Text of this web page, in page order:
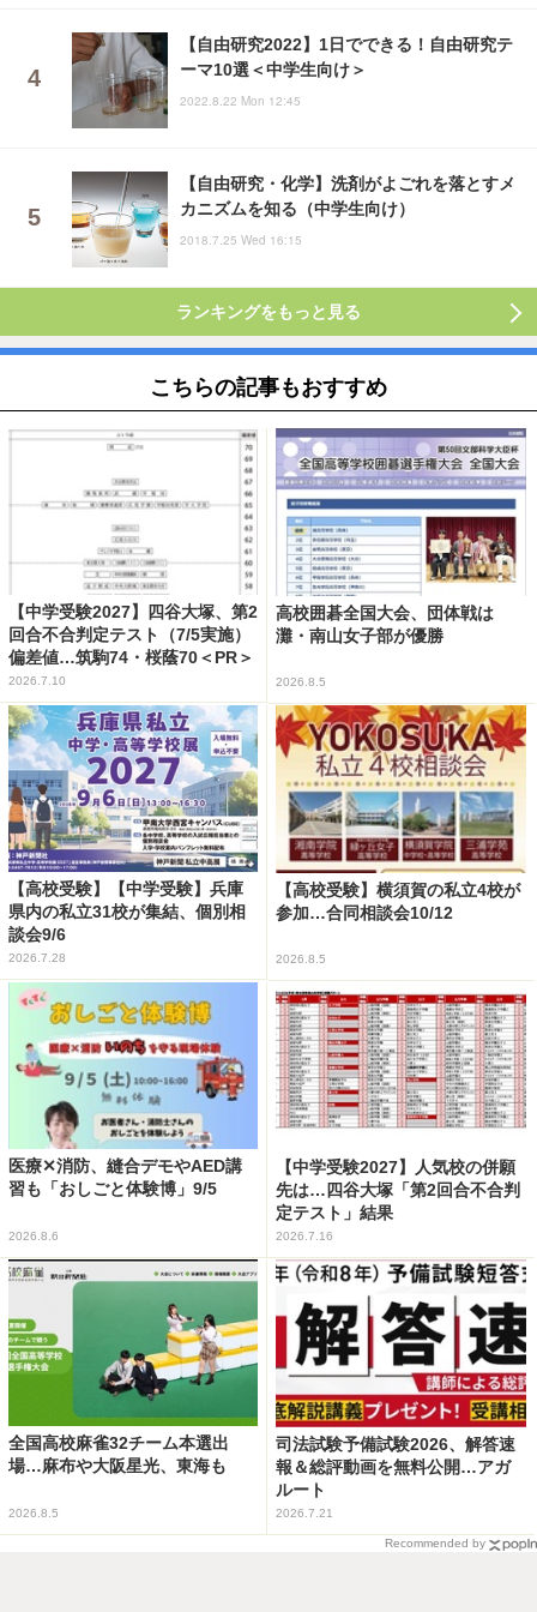
【自由研究2022】1日でできる！自由研究テ
ーマ10選＜中学生向け＞
2022.8.22 Mon 12:45
【自由研究・化学】洗剤がよごれを落とすメ
カニズムを知る（中学生向け）
2018.7.25 Wed 16:15
ランキングをもっと見る
こちらの記事もおすすめ
【中学受験2027】四谷大塚、第2
回合不合判定テスト（7/5実施）
偏差値…筑駒74・桜蔭70＜PR＞
2026.7.10
高校囲碁全国大会、団体戦は
灘・南山女子部が優勝
2026.8.5
【高校受験】【中学受験】兵庫
県内の私立31校が集結、個別相
談会9/6
2026.7.28
【高校受験】横須賀の私立4校が
参加…合同相談会10/12
2026.8.5
医療✕消防、縫合デモやAED講
習も「おしごと体験博」9/5
2026.8.6
【中学受験2027】人気校の併願
先は…四谷大塚「第2回合不合判
定テスト」結果
2026.7.16
全国高校麻雀32チーム本選出
場…麻布や大阪星光、東海も
2026.8.5
司法試験予備試験2026、解答速
報＆総評動画を無料公開…アガ
ルート
2026.7.21
Recommended by